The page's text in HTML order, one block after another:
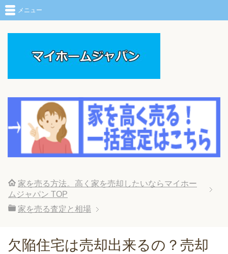
メニュー
家を売る方法。高く家を売却したいならマイホー
ムジャパン TOP
家を売る査定と相場
欠陥住宅は売却出来るの？売却